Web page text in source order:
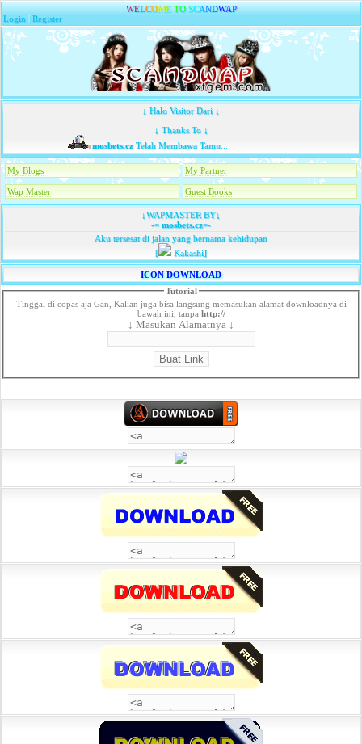
WELCOME TO SCANDWAP
Login |Register
↓ Halo Visitor Dari ↓
↓ Thanks To ↓
mosbets.czTelah Membawa Tamu...
My Blogs My Partner
Wap Master Guest Books
↓WAPMASTER BY↓
-=mosbets.cz=-
Aku tersesat di jalan yang bernama kehidupan
[
Kakashi]
ICON DOWNLOAD
Tutorial
Tinggal di copas aja Gan, Kalian juga bisa langsung memasukan alamat downloadnya di
bawah ini, tanpa http://
↓ Masukan Alamatnya ↓